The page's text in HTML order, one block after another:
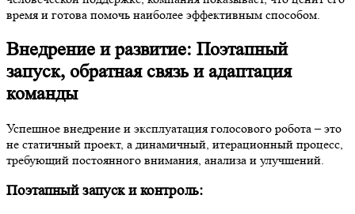
время и готова помочь наиболее эффективным способом.
Внедрение и развитие: Поэтапный
запуск, обратная связь и адаптация
команды
Успешное внедрение и эксплуатация голосового робота – это
не статичный проект, а динамичный, итерационный процесс,
требующий постоянного внимания, анализа и улучшений.
Поэтапный запуск и контроль: